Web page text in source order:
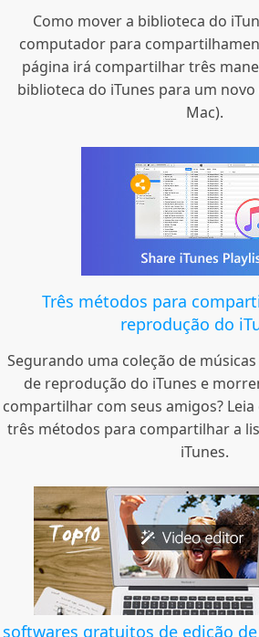
Como mover a biblioteca do
computador para
página irá compartilhar três
biblioteca do iTunes para um
Mac).
Três métodos para
reprodução do
Segurando uma coleção de
de reprodução do iTunes e
compartilhar com seus amigos?
três métodos para compartilhar a
iTunes.
softwares gratuitos de edição de